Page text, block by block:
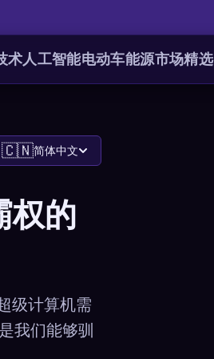
术人工智能电动车能源市场精选
🇨🇳简体中文
权的
级计算机需
我们能够驯